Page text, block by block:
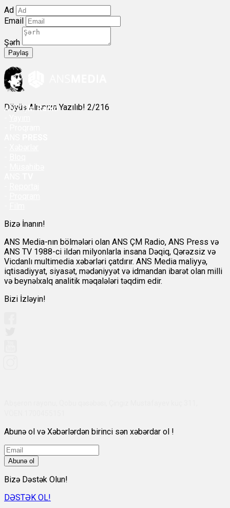
Ad
Email
Şərh
Paylaş
Döyüş Alnınıza Yazılıb! 2/216
ANSÇM Radio
Bizə İnanın!
ANS Media-nın bölmələri olan ANS ÇM Radio, ANS Press və
ANS TV 1988-ci ildən milyonlarla insana Dəqiq, Qərəzsiz və
Vicdanlı multimedia xəbərləri çatdırır. ANS Media maliyyə,
iqtisadiyyat, siyasət, mədəniyyət və idmandan ibarət olan milli
və beynəlxalq analitik məqalələri təqdim edir.
Bizi İzləyin!
Abunə ol və Xəbərlərdən birinci sən xəbərdar ol !
Abunə ol
Bizə Dəstək Olun!
DƏSTƏK OL!